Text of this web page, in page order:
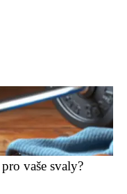
vaše svaly?